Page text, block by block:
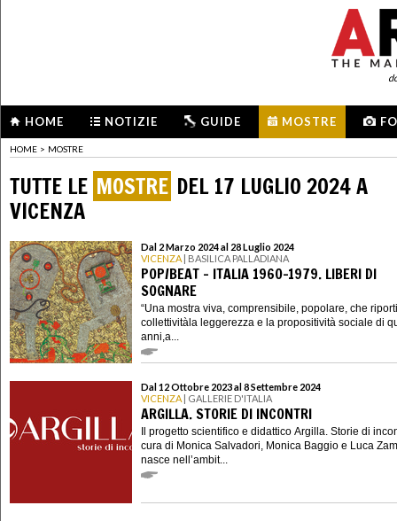
HOME NOTIZIE GUIDE MOSTRE
HOME > MOSTRE
TUTTE LE MOSTRE DEL 17 LUGLIO 2024 A
VICENZA
Dal 2 Marzo 2024 al 28 Luglio 2024
VICENZA | BASILICA PALLADIANA
POP/BEAT – ITALIA 1960-1979. LIBERI DI
SOGNARE
“Una mostra viva, comprensibile, popolare, che
collettivitàla leggerezza e la propositività sociale di
anni,a...
Dal 12 Ottobre 2023 al 8 Settembre 2024
VICENZA | GALLERIE D'ITALIA
ARGILLA. STORIE DI INCONTRI
Il progetto scientifico e didattico Argilla. Storie di
cura di Monica Salvadori, Monica Baggio e Luca
nasce nell’ambit...